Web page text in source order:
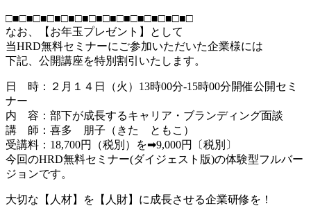
□■□■□■□■□■□■□■□■□■□■□■□■□■□
なお、【お年玉プレゼント】として
当HRD無料セミナーにご参加いただいた企業様には
下記、公開講座を特別割引いたします。
日 時：２月１４日（火）13時00分-15時00分開催公開セミ
ナー
内 容：部下が成長するキャリア・ブランディング面談
講 師：喜多 朋子（きた ともこ）
受講料：18,700円（税別）を➡9,000円〔税別〕
今回のHRD無料セミナー(ダイジェスト版)の体験型フルバー
ジョンです。
大切な【人材】を【人財】に成長させる企業研修を！